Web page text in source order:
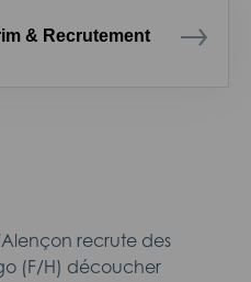
& Recrutement
recrute des
(F/H) découcher